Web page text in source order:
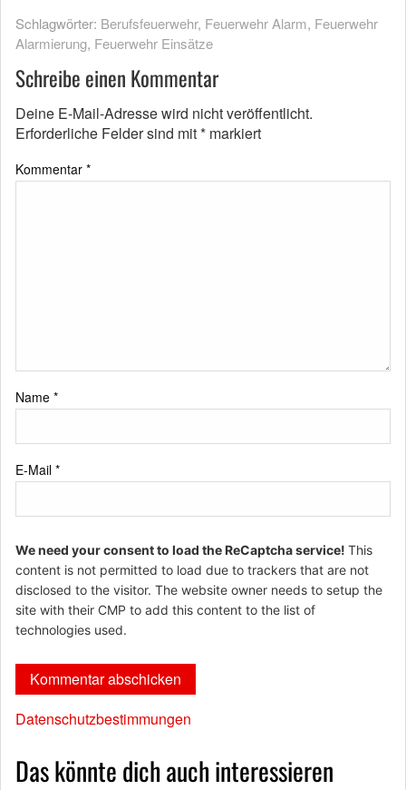
Schlagwörter: Berufsfeuerwehr, Feuerwehr Alarm, Feuerwehr
Alarmierung, Feuerwehr Einsätze
Schreibe einen Kommentar
Deine E-Mail-Adresse wird nicht veröffentlicht.
Erforderliche Felder sind mit* markiert
Kommentar *
Name *
E-Mail *
We need your consent to load the ReCaptcha service! This
content is not permitted to load due to trackers that are not
disclosed to the visitor. The website owner needs to setup the
site with their CMP to add this content to the list of
technologies used.
Datenschutzbestimmungen
Das könnte dich auch interessieren